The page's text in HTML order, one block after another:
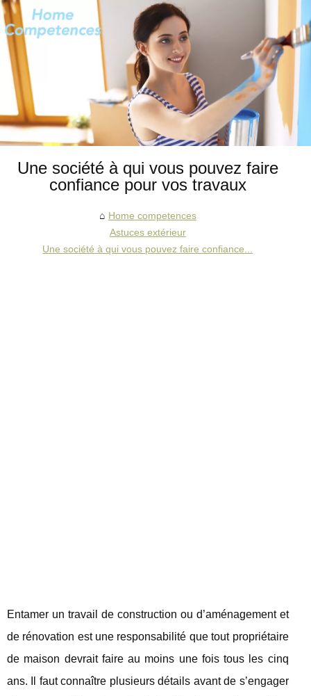
Une société à qui vous pouvez faire
confiance pour vos travaux
Home competences
Astuces extérieur
Une société à qui vous pouvez faire confiance...
Entamer un travail de construction ou d’aménagement et
de rénovation est une responsabilité que tout propriétaire
de maison devrait faire au moins une fois tous les cinq
ans. Il faut connaître plusieurs détails avant de s’engager